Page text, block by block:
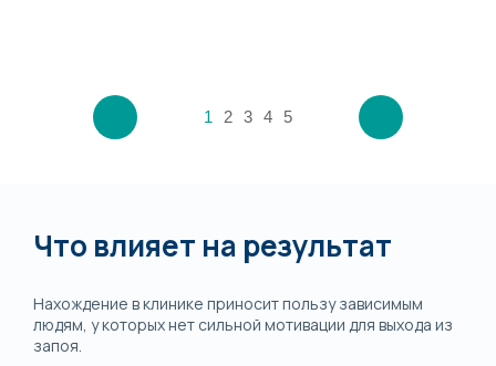
1 2 3 4 5
Что влияет на результат
Нахождение в клинике приносит пользу зависимым
людям, у которых нет сильной мотивации для выхода из
запоя.